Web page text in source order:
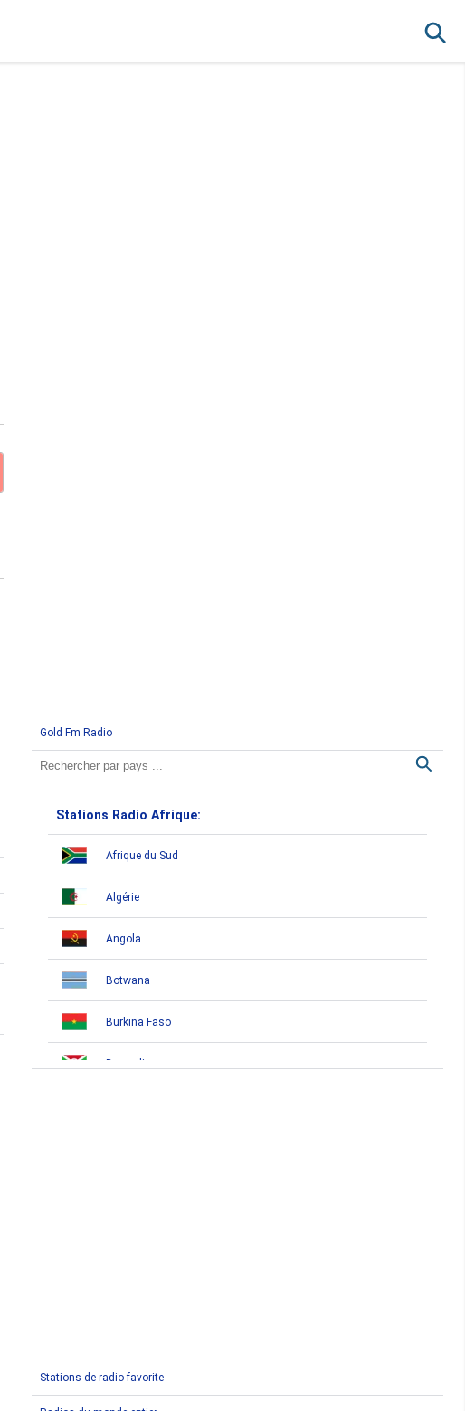
Gold Fm Radio
Stations Radio Afrique:
Afrique du Sud
Algérie
Angola
Botwana
Burkina Faso
Burundi
Egypte
Stations de radio favorite